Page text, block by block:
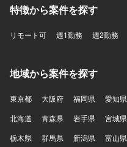
特徴から案件を探す
リモート可 週1勤務 週2勤務
地域から案件を探す
東京都 大阪府 福岡県 愛知県
北海道
青森県 岩手県 宮城県
栃木県
群馬県 新潟県 富山県